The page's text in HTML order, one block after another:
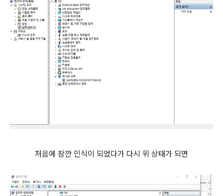
처음에 잠깐 인식이 되었다가 다시 위 상태가 되면